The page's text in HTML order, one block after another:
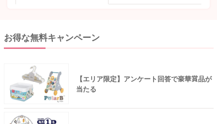
お得な無料キャンペーン
【エリア限定】アンケート回答で豪華賞品が
当たる